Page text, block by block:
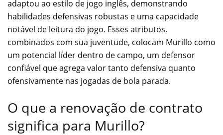
adaptou ao estilo de jogo inglês, demonstrando
habilidades defensivas robustas e uma capacidade
notável de leitura do jogo. Esses atributos,
combinados com sua juventude, colocam Murillo como
um potencial líder dentro de campo, um defensor
confiável que agrega valor tanto defensiva quanto
ofensivamente nas jogadas de bola parada.
O que a renovação de contrato
significa para Murillo?